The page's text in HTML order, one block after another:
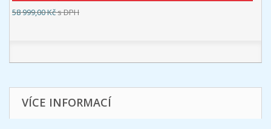
58 999,00 Kčs DPH
VÍCE INFORMACÍ